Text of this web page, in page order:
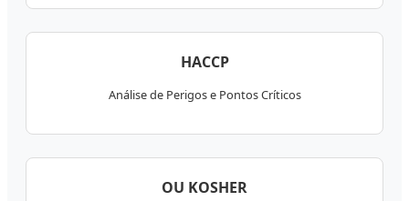
HACCP
Análise de Perigos e Pontos Críticos
OU KOSHER